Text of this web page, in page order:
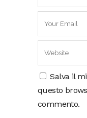
Salva il
questo
commento.